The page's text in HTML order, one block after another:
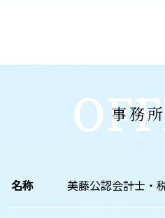
事務
名称 美藤公認会計士・